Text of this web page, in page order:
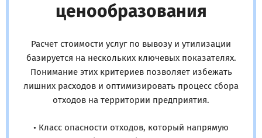
ценообразования
Расчет стоимости услуг по вывозу и утилизации
базируется на нескольких ключевых показателях.
Понимание этих критериев позволяет избежать
лишних расходов и оптимизировать процесс сбора
отходов на территории предприятия.
• Класс опасности отходов, который напрямую